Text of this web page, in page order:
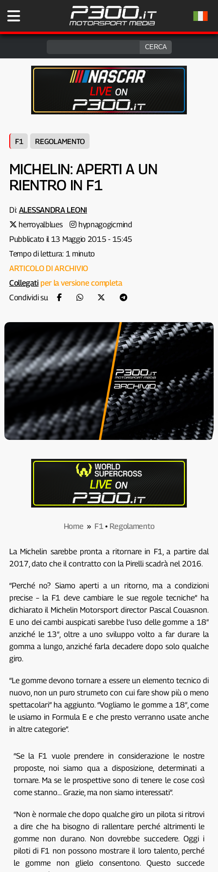
F1 REGOLAMENTO
MICHELIN: APERTI A UN
RIENTRO IN F1
Di: ALESSANDRA LEONI
herroyalblues
hypnagogicmind
Pubblicato il 13 Maggio 2015 - 15:45
Tempo di lettura: 1 minuto
ARTICOLO DI ARCHIVIO
Collegati per la versione completa
Condividi su
Home » F1• Regolamento
La Michelin sarebbe pronta a ritornare in F1, a partire dal
2017, dato che il contratto con la Pirelli scadrà nel 2016.
“Perché no? Siamo aperti a un ritorno, ma a condizioni
precise – la F1 deve cambiare le sue regole tecniche” ha
dichiarato il Michelin Motorsport director Pascal Couasnon.
E uno dei cambi auspicati sarebbe l’uso delle gomme a 18″
anziché le 13″, oltre a uno sviluppo volto a far durare la
gomma a lungo, anziché farla decadere dopo solo qualche
giro.
“Le gomme devono tornare a essere un elemento tecnico di
nuovo, non un puro strumeto con cui fare show più o meno
spettacolari” ha aggiunto. “Vogliamo le gomme a 18″, come
le usiamo in Formula E e che presto verranno usate anche
in altre categorie”.
“Se la F1 vuole prendere in considerazione le nostre
proposte, noi siamo qua a disposizione, determinati a
tornare. Ma se le prospettive sono di tenere le cose così
come stanno… Grazie, ma non siamo interessati”.
“Non è normale che dopo qualche giro un pilota si ritrovi
a dire che ha bisogno di rallentare perché altrimenti le
gomme non durano. Non dovrebbe succedere. Oggi i
piloti di F1 non possono mostrare il loro talento, perché
le gomme non glielo consentono. Questo succede